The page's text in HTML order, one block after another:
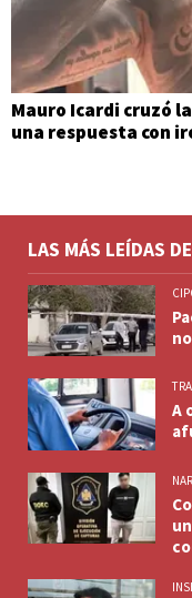
Mauro Icardi cruzó
una respuesta con
LAS MÁS LEÍDAS
A